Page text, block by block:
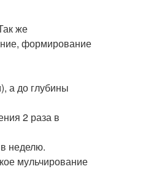
же
формирование
а до глубины
2 раза в
неделю.
мульчирование